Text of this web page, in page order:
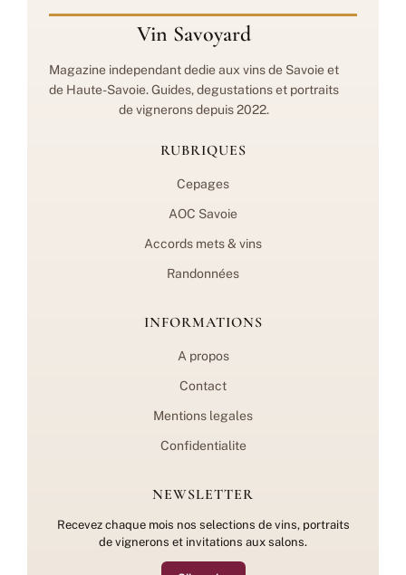
Vin Savoyard
Magazine independant dedie aux vins de Savoie et
de Haute-Savoie. Guides, degustations et portraits
de vignerons depuis 2022.
RUBRIQUES
Cepages
AOC Savoie
Accords mets & vins
Randonnées
INFORMATIONS
A propos
Contact
Mentions legales
Confidentialite
NEWSLETTER
Recevez chaque mois nos selections de vins, portraits
de vignerons et invitations aux salons.